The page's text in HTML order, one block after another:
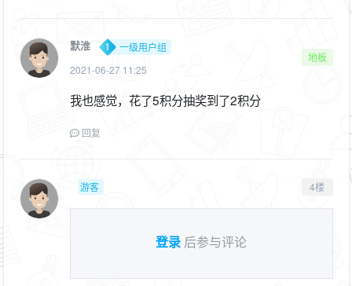
默淮
一级用户组
2021-06-27 11:25
地板
我也感觉，花了5积分抽奖到了2积分
回复
游客 4楼
登录 后参与评论